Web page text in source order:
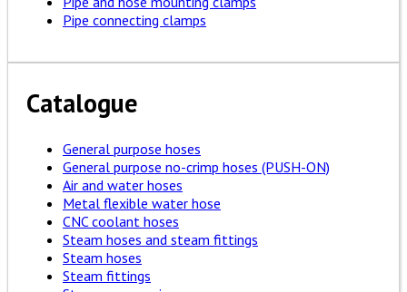
Pipe connecting clamps
Catalogue
General purpose hoses
General purpose no-crimp hoses (PUSH-ON)
Air and water hoses
Metal flexible water hose
CNC coolant hoses
Steam hoses and steam fittings
Steam hoses
Steam fittings